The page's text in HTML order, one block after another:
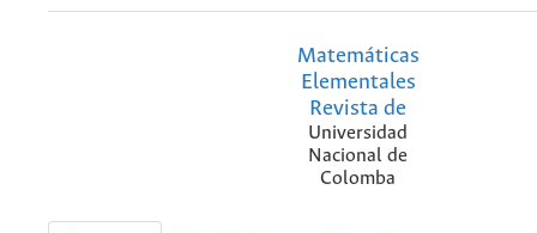
Matemáticas
Elementales
Revista de
Universidad
Nacional de
Colomba